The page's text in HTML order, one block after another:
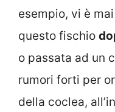
esempio, vi è
questo fischio
o passata ad un
rumori forti per
della coclea,